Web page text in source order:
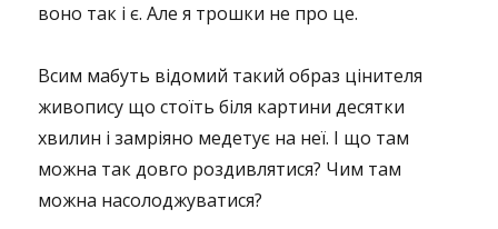
воно так і є. Але я трошки не про це.
Всим мабуть відомий такий образ цінителя
живопису що стоїть біля картини десятки
хвилин і замріяно медетує на неї. І що там
можна так довго роздивлятися? Чим там
можна насолоджуватися?